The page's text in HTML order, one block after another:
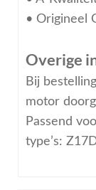
• Origineel
Overige
Bij
motor
Passend
type’s: